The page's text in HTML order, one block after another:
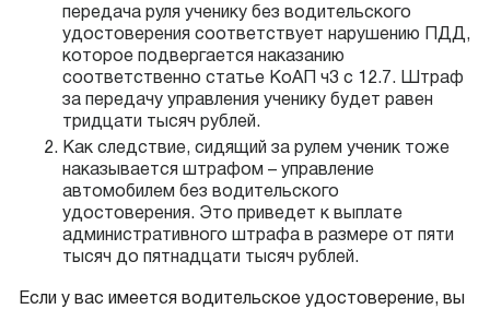
передача руля ученику без водительского
удостоверения соответствует нарушению ПДД,
которое подвергается наказанию
соответственно статье КоАП ч3 с 12.7. Штраф
за передачу управления ученику будет равен
тридцати тысяч рублей.
Как следствие, сидящий за рулем ученик тоже
наказывается штрафом – управление
автомобилем без водительского
удостоверения. Это приведет к выплате
административного штрафа в размере от пяти
тысяч до пятнадцати тысяч рублей.
Если у вас имеется водительское удостоверение, вы